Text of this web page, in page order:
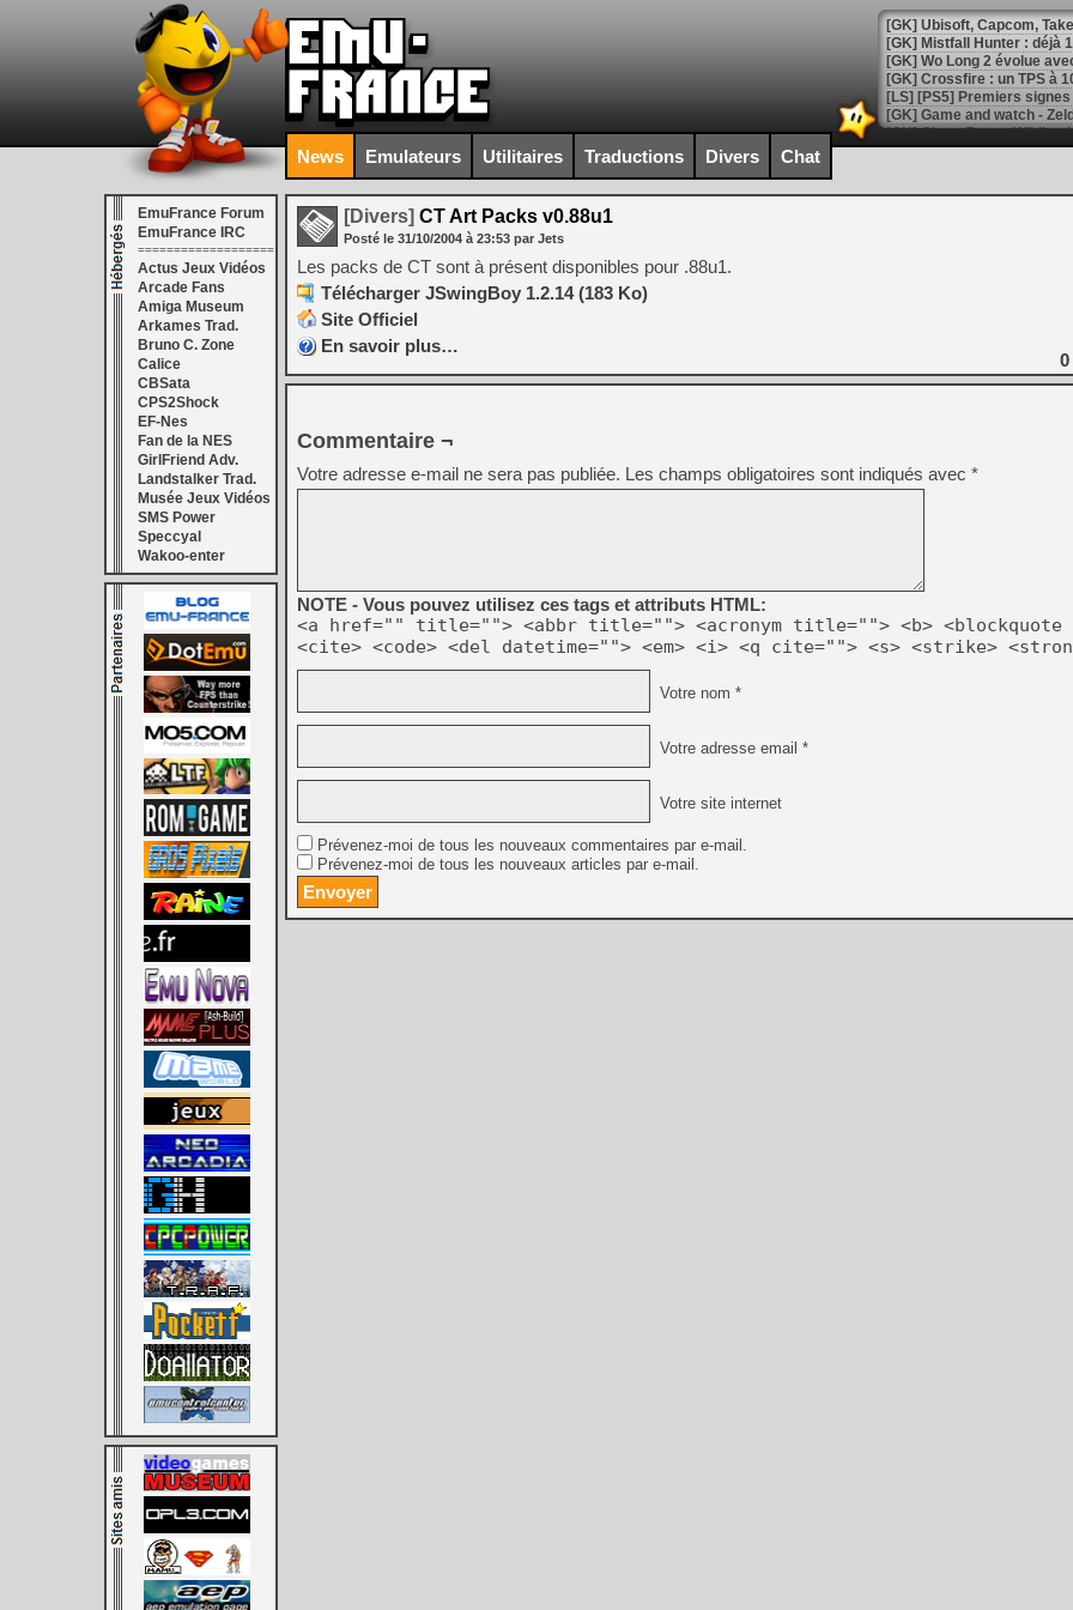
[GK] Mistfall Hunter : déjà
[GK] Wo Long 2 évolue
[GK] Crossfire : un TPS à
[LS] [PS5] Premiers
[Mo5] DOOM arrive en
[GK] Bethesda fête les 30
[GK] Roblox : l'action en
[GK] Agenda - GeForce
[LS] [PS5] ps5-y2jb-
[GK] Pourquoi Marvel
[GK] Test : Restory : Chill
[GK] GTA 6 : Rockstar
[GK] Hot Wheels Infinite
[GK] Mémoire cash -
[GK] Résultats Nintendo :
[GK] Déjà des
[Mo5] Brickboy cherche à
[GK] Minecraft et ses «
[GK] Beast of
[GK] Ubisoft : fin de partie
[GK] Mémoire cash -
[GK] Dan Houser (GTA)
[GK] Comment EA Sports
[GK] Crimson Moon : un
[GK] Isle of Reveries : le
[GK] Moonlighter 2 : The
[GK] Capcom relance
[Mo5] Deux inédits du
News Emulateurs Utilitaires Traductions Divers Chat
EmuFrance Forum
EmuFrance IRC
===================
Actus Jeux Vidéos
Arcade Fans
Amiga Museum
Arkames Trad.
Bruno C. Zone
Calice
CBSata
CPS2Shock
EF-Nes
Fan de la NES
GirlFriend Adv.
Landstalker Trad.
Musée Jeux Vidéos
SMS Power
Speccyal
Wakoo-enter
[Divers] CT Art Packs v0.88u1
Posté le 31/10/2004 à 23:53 par Jets
Les packs de CT sont à présent disponibles pour .88u1.
Télécharger JSwingBoy 1.2.14 (183 Ko)
Site Officiel
En savoir plus…
0
Commentaire ¬
Votre adresse e-mail ne sera pas publiée. Les champs obligatoires sont indiqués avec *
NOTE - Vous pouvez utilisez ces tags et attributs HTML:
<a href="" title=""> <abbr title=""> <acronym title=""> <b> <blockquote
<cite> <code> <del datetime=""> <em> <i> <q cite=""> <s> <strike>
Votre nom *
Votre adresse email *
Votre site internet
Prévenez-moi de tous les nouveaux commentaires par e-mail.
Prévenez-moi de tous les nouveaux articles par e-mail.